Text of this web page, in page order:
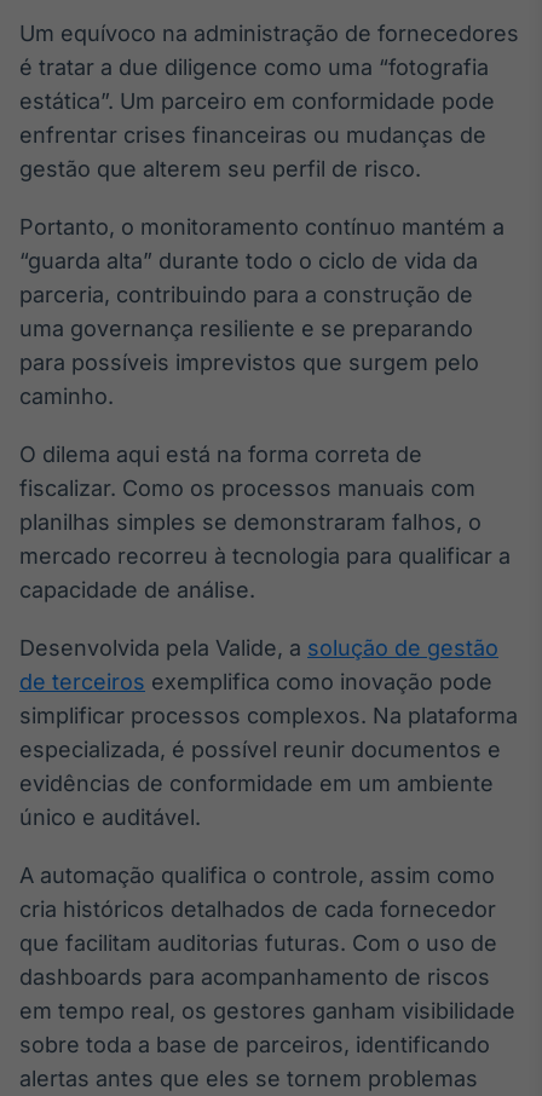
Um equívoco na administração de fornecedores
é tratar a due diligence como uma “fotografia
estática”. Um parceiro em conformidade pode
enfrentar crises financeiras ou mudanças de
gestão que alterem seu perfil de risco.
Portanto, o monitoramento contínuo mantém a
“guarda alta” durante todo o ciclo de vida da
parceria, contribuindo para a construção de
uma governança resiliente e se preparando
para possíveis imprevistos que surgem pelo
caminho.
O dilema aqui está na forma correta de
fiscalizar. Como os processos manuais com
planilhas simples se demonstraram falhos, o
mercado recorreu à tecnologia para qualificar a
capacidade de análise.
Desenvolvida pela Valide, a solução de gestão
de terceiros exemplifica como inovação pode
simplificar processos complexos. Na plataforma
especializada, é possível reunir documentos e
evidências de conformidade em um ambiente
único e auditável.
A automação qualifica o controle, assim como
cria históricos detalhados de cada fornecedor
que facilitam auditorias futuras. Com o uso de
dashboards para acompanhamento de riscos
em tempo real, os gestores ganham visibilidade
sobre toda a base de parceiros, identificando
alertas antes que eles se tornem problemas